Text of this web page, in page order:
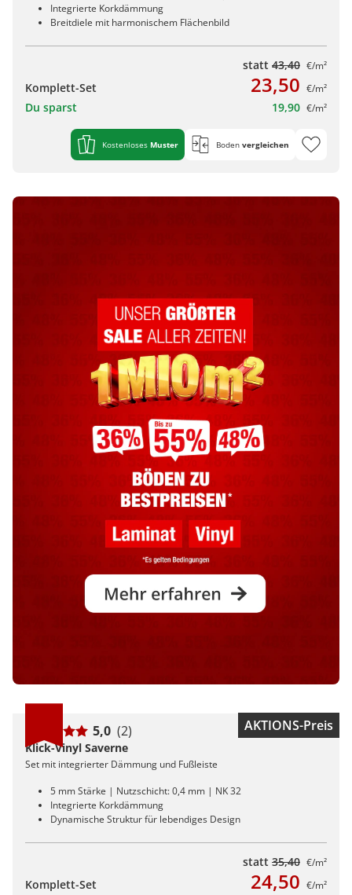
Integrierte Korkdämmung
Breitdiele mit harmonischem Flächenbild
statt 43,40 €/m²
Komplett-Set 23,50 €/m²
Du sparst 19,90 €/m²
Kostenloses Muster Boden vergleichen
AKTIONS-Preis
5,0 (2)
Klick-Vinyl Saverne
Set mit integrierter Dämmung und Fußleiste
5 mm Stärke | Nutzschicht: 0,4 mm | NK 32
Integrierte Korkdämmung
Dynamische Struktur für lebendiges Design
statt 35,40 €/m²
Komplett-Set 24,50 €/m²